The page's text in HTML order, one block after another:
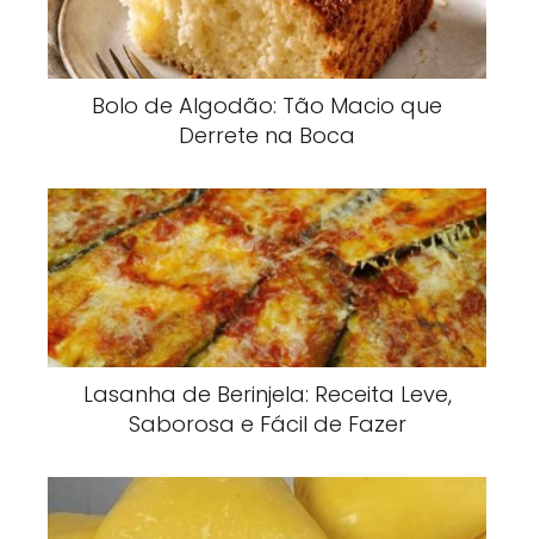
Bolo de Algodão: Tão Macio que
Derrete na Boca
Lasanha de Berinjela: Receita Leve,
Saborosa e Fácil de Fazer